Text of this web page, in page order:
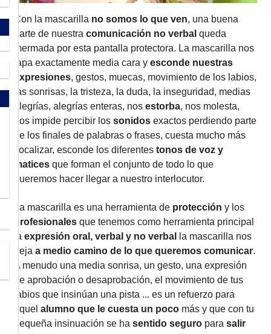
Con la mascarilla no somos lo que ven, una buena
parte de nuestra comunicación no verbal queda
mermada por esta pantalla protectora. La mascarilla nos
tapa exactamente media cara y esconde nuestras
expresiones, gestos, muecas, movimiento de los labios,
las sonrisas, la tristeza, la duda, la inseguridad, medias
alegrías, alegrías enteras, nos estorba, nos molesta,
nos impide percibir los sonidos exactos perdiendo parte
de los finales de palabras o frases, cuesta mucho más
vocalizar, esconde los diferentes tonos de voz y
matices que forman el conjunto de todo lo que
queremos hacer llegar a nuestro interlocutor.
La mascarilla es una herramienta de protección y los
profesionales que tenemos como herramienta principal
la expresión oral, verbal y no verbal
la mascarilla nos
deja a medio camino de lo que queremos comunicar.
A menudo una media sonrisa, un gesto, una expresión
de aprobación o desaprobación, el movimiento de tus
labios que insinúan una pista ... es un refuerzo para
aquel alumno que le cuesta un poco más y que con tu
pequeña insinuación se ha sentido seguro para salir